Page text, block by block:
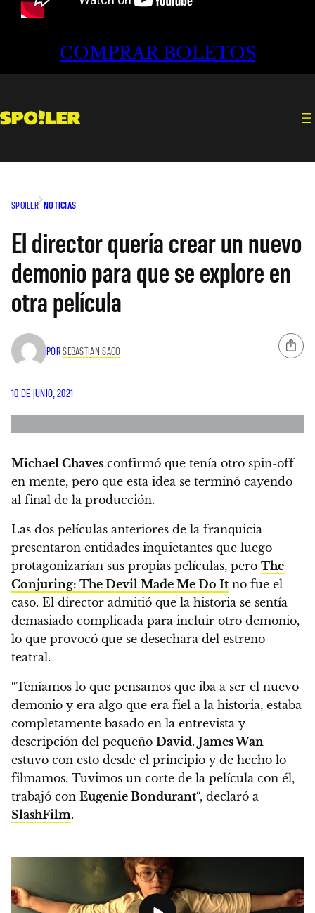
COMPRAR BOLETOS
SPOILER NOTICIAS
El director quería crear un nuevo
demonio para que se explore en
otra película
PORSEBASTIAN SACO
10 DE JUNIO, 2021
Michael Chaves confirmó que tenía otro spin-off
en mente, pero que esta idea se terminó cayendo
al final de la producción.
Las dos películas anteriores de la franquicia
presentaron entidades inquietantes que luego
protagonizarían sus propias películas, pero The
Conjuring: The Devil Made Me Do It no fue el
caso. El director admitió que la historia se sentía
demasiado complicada para incluir otro demonio,
lo que provocó que se desechara del estreno
teatral.
“Teníamos lo que pensamos que iba a ser el nuevo
demonio y era algo que era fiel a la historia, estaba
completamente basado en la entrevista y
descripción del pequeño David. James Wan
estuvo con esto desde el principio y de hecho lo
filmamos. Tuvimos un corte de la película con él,
trabajó con Eugenie Bondurant“, declaró a
SlashFilm.